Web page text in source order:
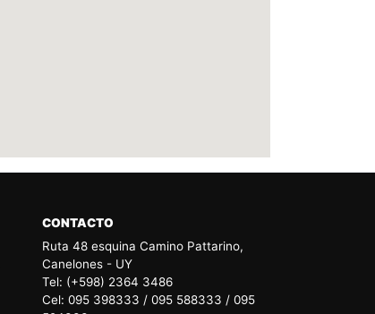
CONTACTO
Ruta 48 esquina Camino Pattarino,
Canelones - UY
Tel: (+598) 2364 3486
Cel: 095 398333 / 095 588333 / 095